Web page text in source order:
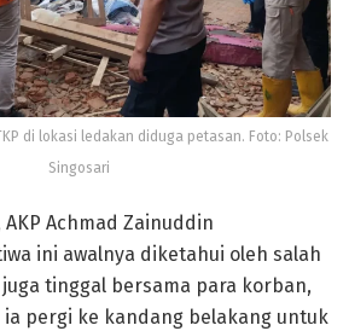
di lokasi ledakan diduga petasan. Foto: Polsek
Singosari
Achmad Zainuddin
ini awalnya diketahui oleh salah
tinggal bersama para korban,
ia pergi ke kandang belakang untuk